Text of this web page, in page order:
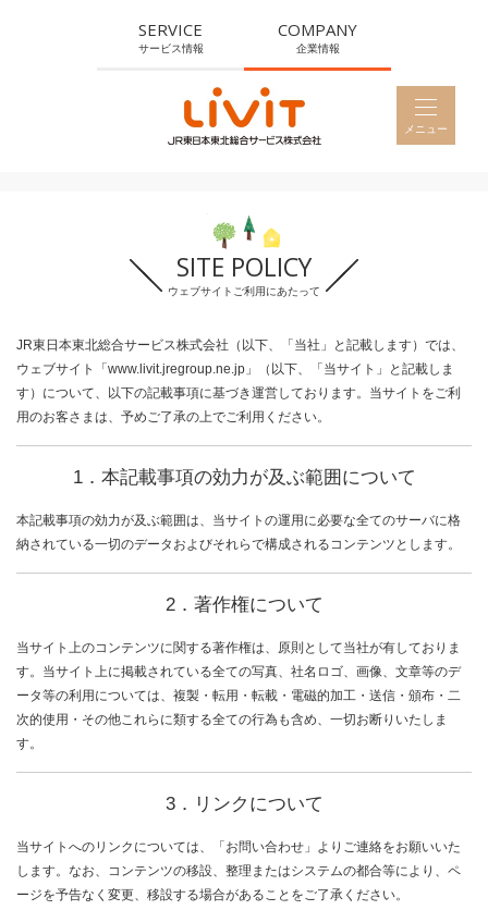
SERVICE
サービス情報
COMPANY
企業情報
メニュー
HOME
ホーム
企業理念
BUSINESS
CSR
CSR活動
PROFILE
会社概要
NEWS RELEASE
ニュースリリース
RECRUIT
採用情報
CONTACT
SITE POLICY
ウェブサイトご利用にあたって
JR東日本東北総合サービス株式会社（以下、「当社」と記載します）では、
ウェブサイト「www.livit.jregroup.ne.jp」（以下、「当サイト」と記載しま
す）について、以下の記載事項に基づき運営しております。当サイトをご利
用のお客さまは、予めご了承の上でご利用ください。
1．本記載事項の効力が及ぶ範囲について
本記載事項の効力が及ぶ範囲は、当サイトの運用に必要な全てのサーバに格
納されている一切のデータおよびそれらで構成されるコンテンツとします。
2．著作権について
当サイト上のコンテンツに関する著作権は、原則として当社が有しておりま
す。当サイト上に掲載されている全ての写真、社名ロゴ、画像、文章等のデ
ータ等の利用については、複製・転用・転載・電磁的加工・送信・頒布・二
次的使用・その他これらに類する全ての行為も含め、一切お断りいたしま
す。
3．リンクについて
当サイトへのリンクについては、「お問い合わせ」よりご連絡をお願いいた
します。なお、コンテンツの移設、整理またはシステムの都合等により、ペ
ージを予告なく変更、移設する場合があることをご了承ください。